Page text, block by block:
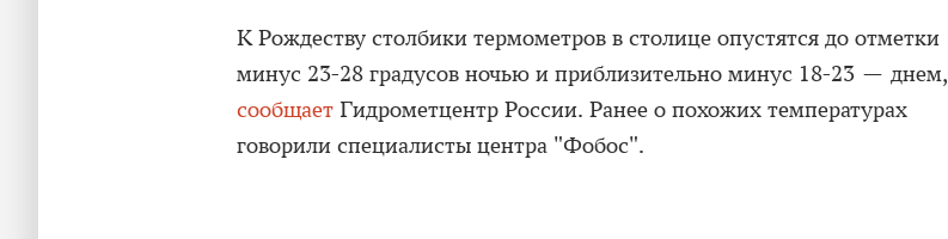
К Рождеству столбики термометров в столице опустятся до отметки
минус 23-28 градусов ночью и приблизительно минус 18-23 — днем,
сообщает Гидрометцентр России. Ранее о похожих температурах
говорили специалисты центра "Фобос".